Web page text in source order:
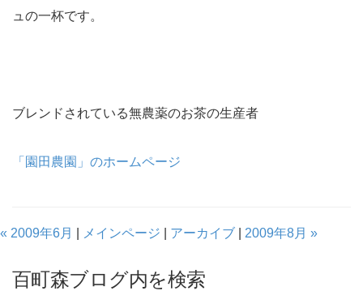
ュの一杯です。
ブレンドされている無農薬のお茶の生産者
「園田農園」のホームページ
« 2009年6月 メインページ アーカイブ 2009年8月 »
百町森ブログ内を検索